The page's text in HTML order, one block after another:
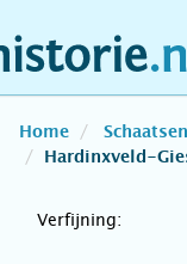
Home
Hardinxveld-
Verfijning: